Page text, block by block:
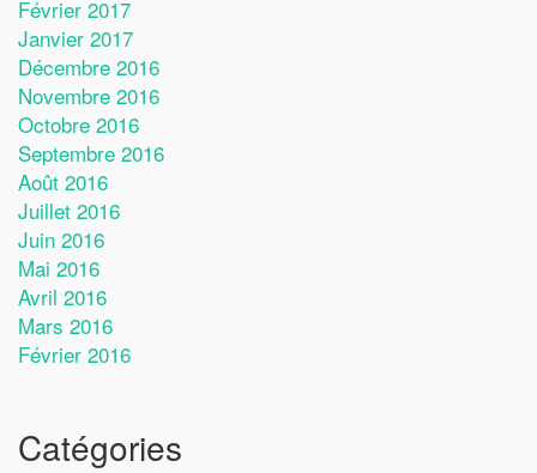
Février 2017
Janvier 2017
Décembre 2016
Novembre 2016
Octobre 2016
Septembre 2016
Août 2016
Juillet 2016
Juin 2016
Mai 2016
Avril 2016
Mars 2016
Février 2016
Catégories